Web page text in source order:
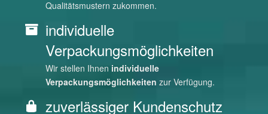
zuverlässiger Kundenschutz
Wir bieten Ihnen einen
zuverlässigen
Kundenschutz an.
Direkter Versand
Wir versenden die Ware direkt undneutral mit Ihrem
Lieferschein zu Ihrem Kunden.